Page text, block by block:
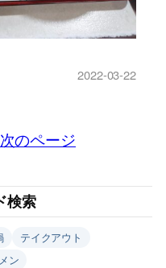
2022-03-22
次のページ
検索
テイクアウト
ン